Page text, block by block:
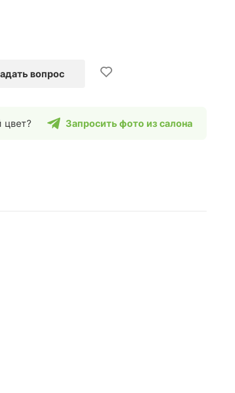
вопрос
цвет? Запросить фото из салона